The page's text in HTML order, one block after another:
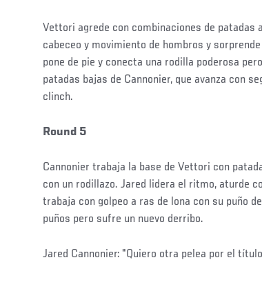
Vettori agrede con combinaciones de patadas
cabeceo y movimiento de hombros y
pone de pie y conecta una rodilla poderosa
patadas bajas de Cannonier, que avanza con
clinch.
Round 5
Cannonier trabaja la base de Vettori con
con un rodillazo. Jared lidera el ritmo, aturde
trabaja con golpeo a ras de lona con su puño
puños pero sufre un nuevo derribo.
Jared Cannonier: "Quiero otra pelea por el